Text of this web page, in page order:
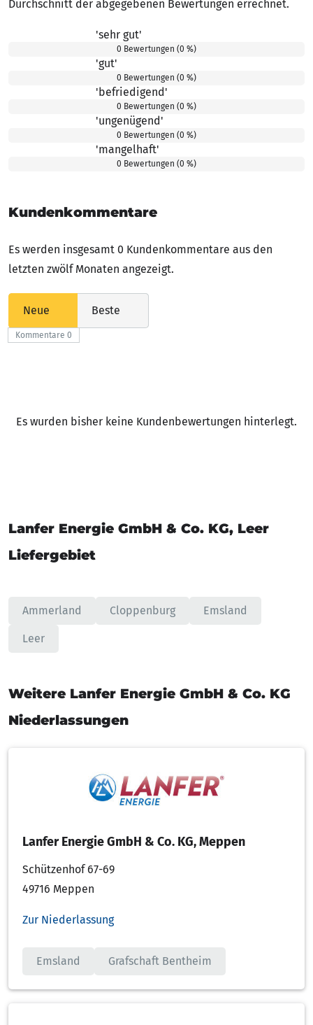
Durchschnitt der abgegebenen Bewertungen errechnet.
5.00 von 5 Sternen'sehr gut'
0 Bewertungen (0 %)
4.00 von 5 Sternen'gut'
0 Bewertungen (0 %)
3.00 von 5 Sternen'befriedigend'
0 Bewertungen (0 %)
2.00 von 5 Sternen'ungenügend'
0 Bewertungen (0 %)
1.00 von 5 Sternen'mangelhaft'
0 Bewertungen (0 %)
Kundenkommentare
Es werden insgesamt 0 Kundenkommentare aus den
letzten zwölf Monaten angezeigt.
Neue Beste
Kommentare 0
Es wurden bisher keine Kundenbewertungen hinterlegt.
Lanfer Energie GmbH & Co. KG, Leer
Liefergebiet
Ammerland Cloppenburg Emsland
Leer
Weitere Lanfer Energie GmbH & Co. KG
Niederlassungen
Lanfer Energie GmbH & Co. KG, Meppen
Schützenhof 67-69
49716 Meppen
Zur Niederlassung
Emsland Grafschaft Bentheim